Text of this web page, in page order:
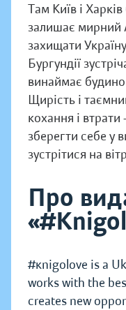
Там Київ і
залишає мирний
захищати
Бургундії
винаймає
Щирість і
кохання і
зберегти себе у
зустрітися на
Про
#кnigolove is a
works with the
creates new